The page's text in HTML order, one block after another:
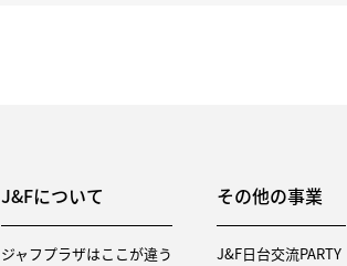
J&Fについて
ジャフプラザはここが違う
その他の事業
J&F日台交流PARTY